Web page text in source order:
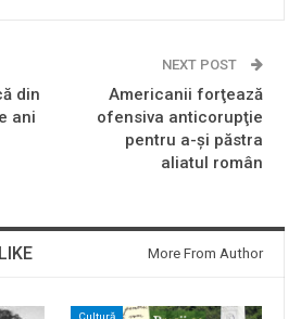
din
ani
NEXT POST
Americanii forţează
ofensiva anticorupţie
pentru a-şi păstra
aliatul român
More From Author